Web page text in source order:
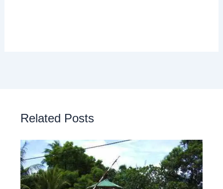
Related Posts